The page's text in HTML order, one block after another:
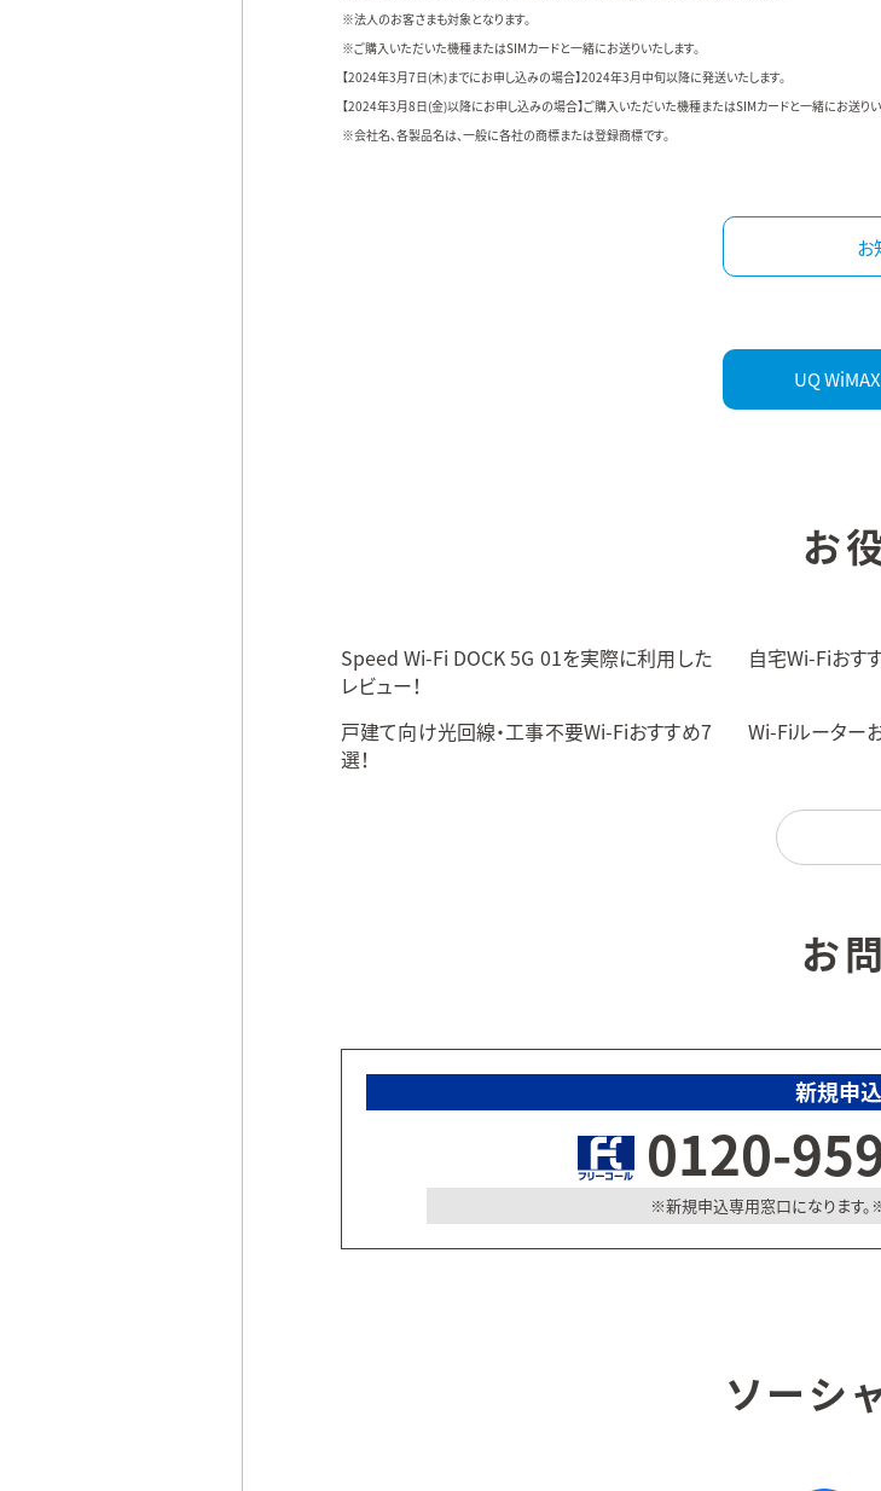
※法人のお客さまも対象となります。
※ご購入いただいた機種またはSIMカードと一緒にお送りいたします。
【2024年3月7日(木)までにお申し込みの場合】2024年3月中旬以降に発送いたします。​
【2024年3月8日(金)以降にお申し込みの場合】ご購入いただいた機種またはSIMカードと一緒にお送りい
※会社名、各製品名は、一般に各社の商標または登録商標です。
お
UQ
お
Speed Wi-Fi DOCK 5G 01を実際に利用した
レビュー！
自宅Wi-Fiおす
戸建て向け光回線・工事不要Wi-Fiおすすめ7
選！
Wi-Fiルーター
お
新規申
0120-
新規申込専用窓口になります。
ソーシ